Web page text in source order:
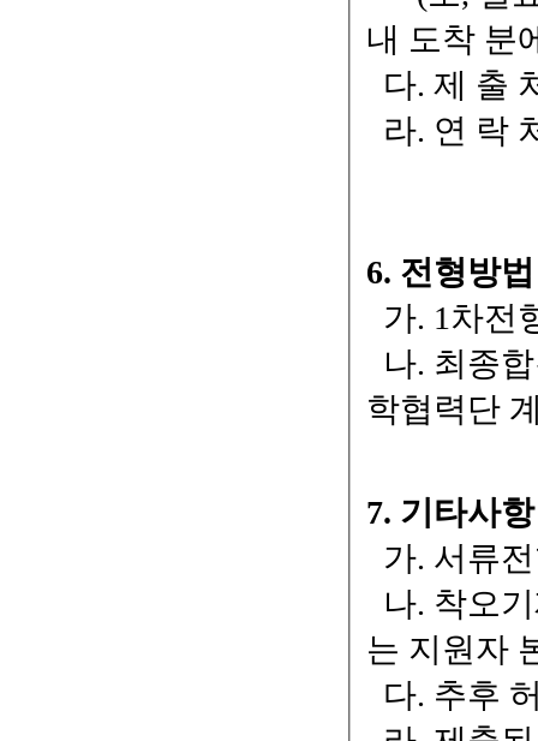
내 도착 분
다. 제 출
라. 연 락
6. 전형방법
가. 1차전
나. 최종
학협력단
7. 기타사항
가. 서류
나. 착오
는 지원자
다. 추후